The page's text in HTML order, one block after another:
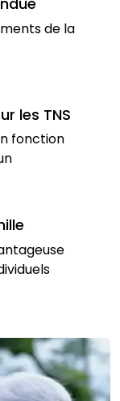
de la
les TNS
fonction